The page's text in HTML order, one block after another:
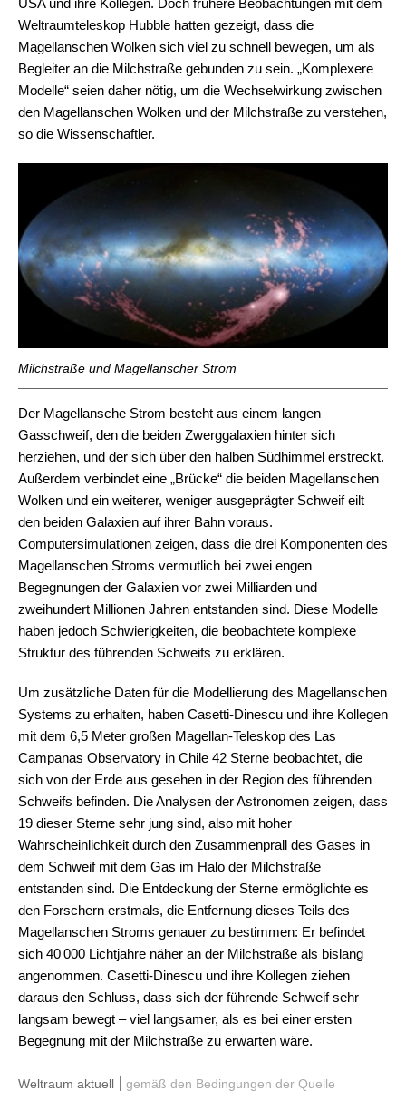
Weltraumteleskop Hubble hatten gezeigt, dass die
Magellanschen Wolken sich viel zu schnell bewegen, um als
Begleiter an die Milchstraße gebunden zu sein. „Komplexere
Modelle“ seien daher nötig, um die Wechselwirkung zwischen
den Magellanschen Wolken und der Milchstraße zu verstehen,
so die Wissenschaftler.
Milchstraße und Magellanscher Strom
Der Magellansche Strom besteht aus einem langen
Gasschweif, den die beiden Zwerggalaxien hinter sich
herziehen, und der sich über den halben Südhimmel erstreckt.
Außerdem verbindet eine „Brücke“ die beiden Magellanschen
Wolken und ein weiterer, weniger ausgeprägter Schweif eilt
den beiden Galaxien auf ihrer Bahn voraus.
Computersimulationen zeigen, dass die drei Komponenten des
Magellanschen Stroms vermutlich bei zwei engen
Begegnungen der Galaxien vor zwei Milliarden und
zweihundert Millionen Jahren entstanden sind. Diese Modelle
haben jedoch Schwierigkeiten, die beobachtete komplexe
Struktur des führenden Schweifs zu erklären.
Um zusätzliche Daten für die Modellierung des Magellanschen
Systems zu erhalten, haben Casetti-Dinescu und ihre Kollegen
mit dem 6,5 Meter großen Magellan-Teleskop des Las
Campanas Observatory in Chile 42 Sterne beobachtet, die
sich von der Erde aus gesehen in der Region des führenden
Schweifs befinden. Die Analysen der Astronomen zeigen, dass
19 dieser Sterne sehr jung sind, also mit hoher
Wahrscheinlichkeit durch den Zusammenprall des Gases in
dem Schweif mit dem Gas im Halo der Milchstraße
entstanden sind. Die Entdeckung der Sterne ermöglichte es
den Forschern erstmals, die Entfernung dieses Teils des
Magellanschen Stroms genauer zu bestimmen: Er befindet
sich 40 000 Lichtjahre näher an der Milchstraße als bislang
angenommen. Casetti-Dinescu und ihre Kollegen ziehen
daraus den Schluss, dass sich der führende Schweif sehr
langsam bewegt – viel langsamer, als es bei einer ersten
Begegnung mit der Milchstraße zu erwarten wäre.
Weltraum aktuell gemäß den Bedingungen der Quelle